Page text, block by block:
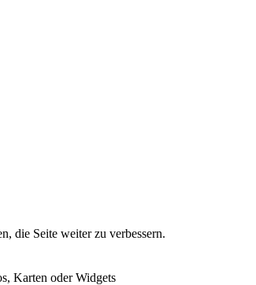
die Seite weiter zu verbessern.
Karten oder Widgets